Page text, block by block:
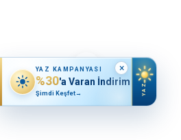
YAZ KAMPANYASI
%30'a Varan İndirim
Şimdi Keşfet→ YAZ
×